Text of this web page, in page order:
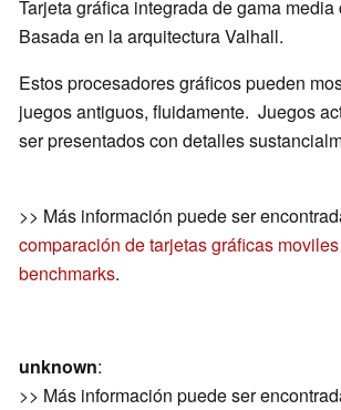
Tarjeta gráfica integrada de gama media
Basada en la arquitectura Valhall.
Estos procesadores gráficos pueden
juegos antiguos, fluidamente. Juegos
ser presentados con detalles
>> Más información puede ser
comparación de tarjetas gráficas moviles
benchmarks.
unknown:
>> Más información puede ser